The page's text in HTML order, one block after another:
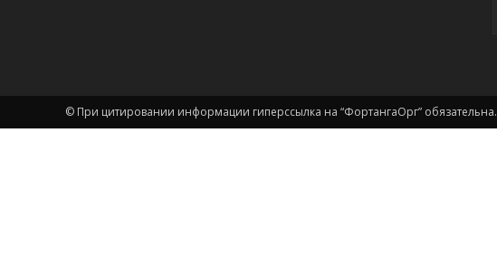
© При цитировании информации гиперссылка на “ФортангаОрг” обязательна.